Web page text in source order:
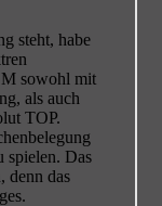
steht, habe
M sowohl mit
als auch
TOP.
spielen. Das
denn das